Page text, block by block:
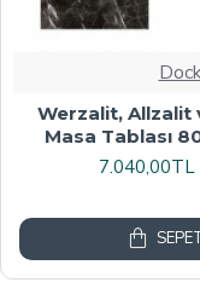
Werzalit veya
Tablası Oval
8.000,00TL